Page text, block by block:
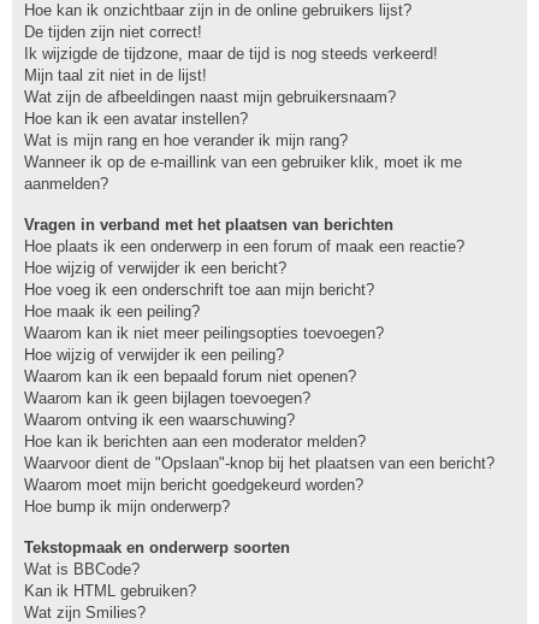
Hoe kan ik onzichtbaar zijn in de online gebruikers lijst?
De tijden zijn niet correct!
Ik wijzigde de tijdzone, maar de tijd is nog steeds verkeerd!
Mijn taal zit niet in de lijst!
Wat zijn de afbeeldingen naast mijn gebruikersnaam?
Hoe kan ik een avatar instellen?
Wat is mijn rang en hoe verander ik mijn rang?
Wanneer ik op de e-maillink van een gebruiker klik, moet ik me
aanmelden?
Vragen in verband met het plaatsen van berichten
Hoe plaats ik een onderwerp in een forum of maak een reactie?
Hoe wijzig of verwijder ik een bericht?
Hoe voeg ik een onderschrift toe aan mijn bericht?
Hoe maak ik een peiling?
Waarom kan ik niet meer peilingsopties toevoegen?
Hoe wijzig of verwijder ik een peiling?
Waarom kan ik een bepaald forum niet openen?
Waarom kan ik geen bijlagen toevoegen?
Waarom ontving ik een waarschuwing?
Hoe kan ik berichten aan een moderator melden?
Waarvoor dient de "Opslaan"-knop bij het plaatsen van een bericht?
Waarom moet mijn bericht goedgekeurd worden?
Hoe bump ik mijn onderwerp?
Tekstopmaak en onderwerp soorten
Wat is BBCode?
Kan ik HTML gebruiken?
Wat zijn Smilies?